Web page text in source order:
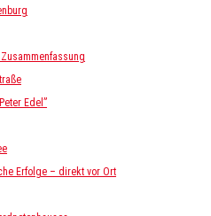
Edel”
Erfolge – direkt vor Ort